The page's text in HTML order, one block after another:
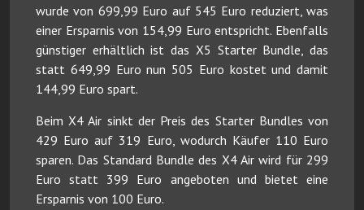
wurde von 699,99 Euro auf 545 Euro reduziert, was
einer Ersparnis von 154,99 Euro entspricht. Ebenfalls
günstiger erhältlich ist das X5 Starter Bundle, das
statt 649,99 Euro nun 505 Euro kostet und damit
144,99 Euro spart.
Beim X4 Air sinkt der Preis des Starter Bundles von
429 Euro auf 319 Euro, wodurch Käufer 110 Euro
sparen. Das Standard Bundle des X4 Air wird für 299
Euro statt 399 Euro angeboten und bietet eine
Ersparnis von 100 Euro.